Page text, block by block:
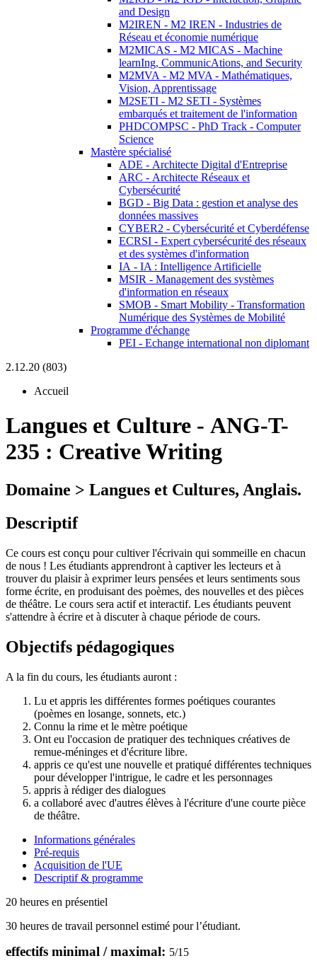
and Design
M2IREN - M2 IREN - Industries de
Réseau et économie numérique
M2MICAS - M2 MICAS - Machine
learnIng, CommunicAtions, and Security
M2MVA - M2 MVA - Mathématiques,
Vision, Apprentissage
M2SETI - M2 SETI - Systèmes
embarqués et traitement de l'information
PHDCOMPSC - PhD Track - Computer
Science
Mastère spécialisé
ADE - Architecte Digital d'Entreprise
ARC - Architecte Réseaux et
Cybersécurité
BGD - Big Data : gestion et analyse des
données massives
CYBER2 - Cybersécurité et Cyberdéfense
ECRSI - Expert cybersécurité des réseaux
et des systèmes d'information
IA - IA : Intelligence Artificielle
MSIR - Management des systèmes
d'information en réseaux
SMOB - Smart Mobility - Transformation
Numérique des Systèmes de Mobilité
Programme d'échange
PEI - Echange international non diplomant
2.12.20 (803)
Accueil
Langues et Culture - ANG-T-
235 : Creative Writing
Domaine > Langues et Cultures, Anglais.
Descriptif
Ce cours est conçu pour cultiver l'écrivain qui sommeille en chacun
de nous ! Les étudiants apprendront à captiver les lecteurs et à
trouver du plaisir à exprimer leurs pensées et leurs sentiments sous
forme écrite, en produisant des poèmes, des nouvelles et des pièces
de théâtre. Le cours sera actif et interactif. Les étudiants peuvent
s'attendre à écrire et à discuter à chaque période de cours.
Objectifs pédagogiques
A la fin du cours, les étudiants auront :
Lu et appris les différentes formes poétiques courantes
(poèmes en losange, sonnets, etc.)
Connu la rime et le mètre poétique
Ont eu l'occasion de pratiquer des techniques créatives de
remue-méninges et d'écriture libre.
appris ce qu'est une nouvelle et pratiqué différentes techniques
pour développer l'intrigue, le cadre et les personnages
appris à rédiger des dialogues
a collaboré avec d'autres élèves à l'écriture d'une courte pièce
de théâtre.
Informations générales
Pré-requis
Acquisition de l'UE
Descriptif & programme
20 heures en présentiel
30 heures de travail personnel estimé pour l’étudiant.
effectifs minimal / maximal: 5/15